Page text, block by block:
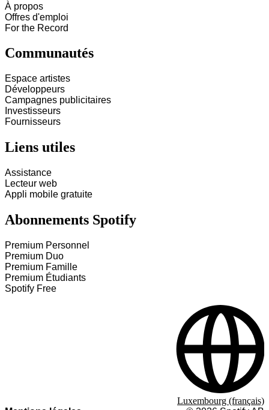
À propos
Offres d'emploi
For the Record
Communautés
Espace artistes
Développeurs
Campagnes publicitaires
Investisseurs
Fournisseurs
Liens utiles
Assistance
Lecteur web
Appli mobile gratuite
Abonnements Spotify
Premium Personnel
Premium Duo
Premium Famille
Premium Étudiants
Spotify Free
Luxembourg (français)